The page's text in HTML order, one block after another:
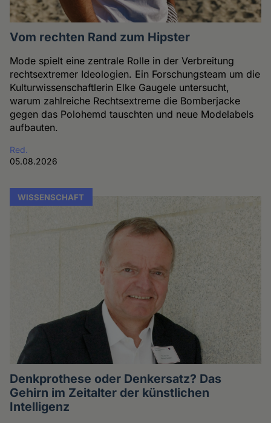
Vom rechten Rand zum Hipster
Mode spielt eine zentrale Rolle in der Verbreitung
rechtsextremer Ideologien. Ein Forschungsteam um die
Kulturwissenschaftlerin Elke Gaugele untersucht,
warum zahlreiche Rechtsextreme die Bomberjacke
gegen das Polohemd tauschten und neue Modelabels
aufbauten.
Red.
05.08.2026
WISSENSCHAFT
Denkprothese oder Denkersatz? Das
Gehirn im Zeitalter der künstlichen
Intelligenz